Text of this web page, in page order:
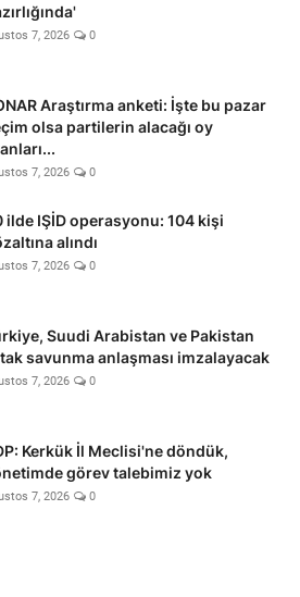
7, 2026 0
Araştırma anketi: İşte bu pazar
olsa partilerin alacağı oy
7, 2026 0
ilde IŞİD operasyonu: 104 kişi
alındı
7, 2026 0
Suudi Arabistan ve Pakistan
savunma anlaşması imzalayacak
7, 2026 0
Kerkük İl Meclisi'ne döndük,
görev talebimiz yok
7, 2026 0